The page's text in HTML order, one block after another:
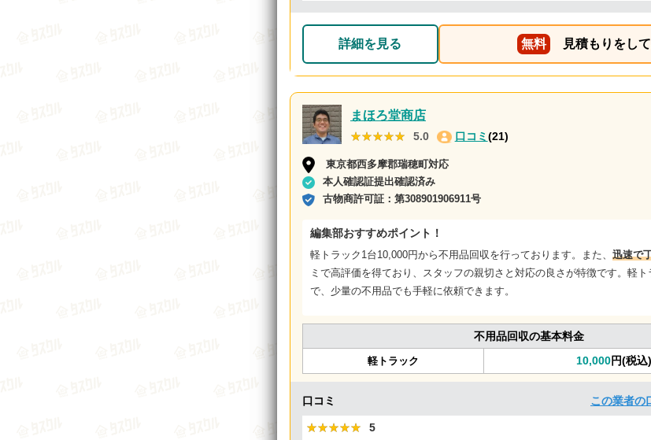
詳細を見る 無料 見積もりをし
まほろ堂商店
★★★★★
★★★★★ 5.0 口コミ (21)
東京都西多摩郡瑞穂町対応
本人確認証提出確認済み
古物商許可証： 第308901906911号
編集部おすすめポイント！
軽トラック1台10,000円から不用品回収を行っております。また、迅速で
ミで高評価を得ており、スタッフの親切さと対応の良さが特徴です。軽
で、少量の不用品でも手軽に依頼できます。
不用品回収の基本料金
軽トラック 10,000円(税込
口コミ この業者の
★★★★★
★★★★★ 5